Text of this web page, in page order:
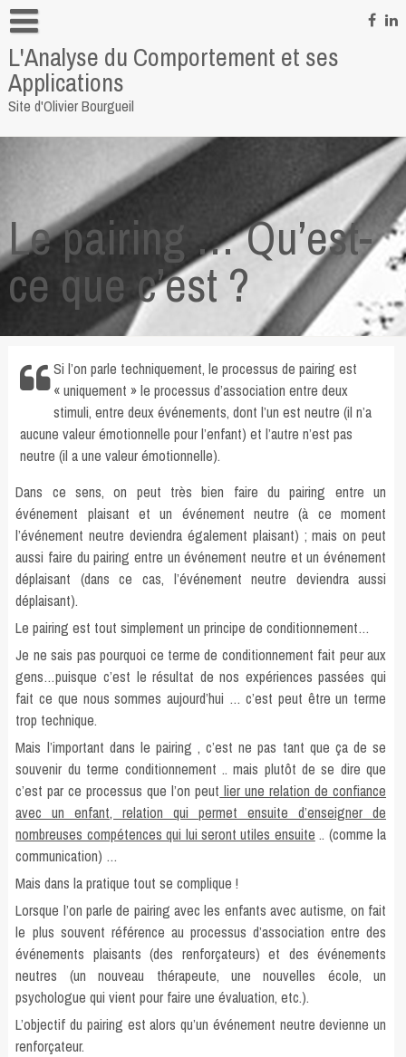
Skip
to
contentInformations personnelles
Pour me contacter
Quelques liens
L'Analyse du Comportement et ses
Applications
Site d'Olivier Bourgueil
Le pairing … Qu’est-
ce que c’est ?
Si l’on parle techniquement, le processus de pairing est
« uniquement » le processus d’association entre deux
stimuli, entre deux événements, dont l’un est neutre (il n’a
aucune valeur émotionnelle pour l’enfant) et l’autre n’est pas
neutre (il a une valeur émotionnelle).
Dans ce sens, on peut très bien faire du pairing entre un
événement plaisant et un événement neutre (à ce moment
l’événement neutre deviendra également plaisant) ; mais on peut
aussi faire du pairing entre un événement neutre et un événement
déplaisant (dans ce cas, l’événement neutre deviendra aussi
déplaisant).
Le pairing est tout simplement un principe de conditionnement…
Je ne sais pas pourquoi ce terme de conditionnement fait peur aux
gens…puisque c’est le résultat de nos expériences passées qui
fait ce que nous sommes aujourd’hui … c’est peut être un terme
trop technique.
Mais l’important dans le pairing , c’est ne pas tant que ça de se
souvenir du terme conditionnement .. mais plutôt de se dire que
c’est par ce processus que l’on peut lier une relation de confiance
avec un enfant, relation qui permet ensuite d’enseigner de
nombreuses compétences qui lui seront utiles ensuite .. (comme la
communication) …
Mais dans la pratique tout se complique !
Lorsque l’on parle de pairing avec les enfants avec autisme, on fait
le plus souvent référence au processus d’association entre des
événements plaisants (des renforçateurs) et des événements
neutres (un nouveau thérapeute, une nouvelles école, un
psychologue qui vient pour faire une évaluation, etc.).
L’objectif du pairing est alors qu’un événement neutre devienne un
renforçateur.